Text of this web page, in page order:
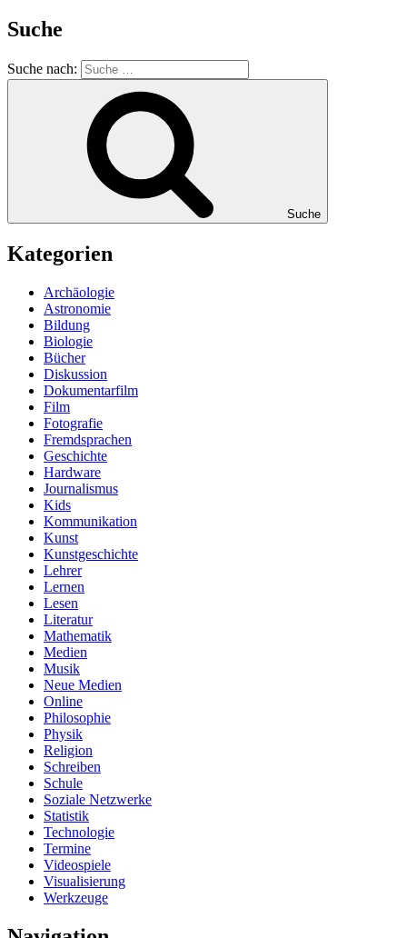
Suche
Suche nach:
Suche
Kategorien
Archäologie
Astronomie
Bildung
Biologie
Bücher
Diskussion
Dokumentarfilm
Film
Fotografie
Fremdsprachen
Geschichte
Hardware
Journalismus
Kids
Kommunikation
Kunst
Kunstgeschichte
Lehrer
Lernen
Lesen
Literatur
Mathematik
Medien
Musik
Neue Medien
Online
Philosophie
Physik
Religion
Schreiben
Schule
Soziale Netzwerke
Statistik
Technologie
Termine
Videospiele
Visualisierung
Werkzeuge